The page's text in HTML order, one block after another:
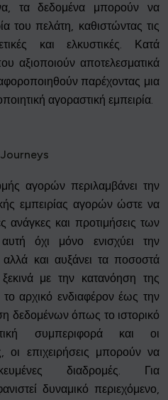
τα δεδομένα μπορούν να
του πελάτη, καθιστώντας τις
και ελκυστικές. Κατά
αξιοποιούν αποτελεσματικά
παρέχοντας μια
αγοραστική εμπειρία.
αγορών περιλαμβάνει την
εμπειρίας αγορών ώστε να
ανάγκες και προτιμήσεις των
όχι μόνο ενισχύει την
και αυξάνει τα ποσοστά
με την κατανόηση της
αρχικό ενδιαφέρον έως την
δεδομένων όπως το ιστορικό
συμπεριφορά και οι
οι επιχειρήσεις μπορούν να
διαδρομές. Για
δυναμικό περιεχόμενο,